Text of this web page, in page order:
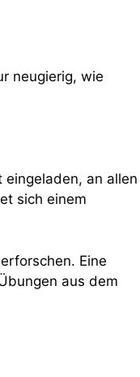
neugierig, wie
eingeladen, an allen
sich einem
Eine
aus dem